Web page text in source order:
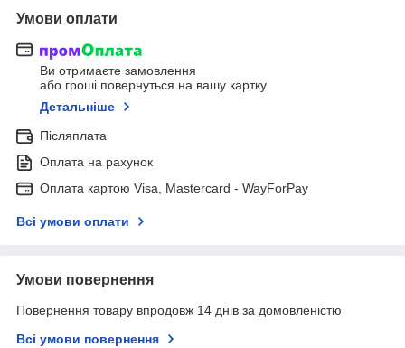
Умови оплати
Ви отримаєте замовлення
або гроші повернуться на вашу картку
Детальніше
Післяплата
Оплата на рахунок
Оплата картою Visa, Mastercard - WayForPay
Всі умови оплати
Умови повернення
Повернення товару впродовж 14 днів за домовленістю
Всі умови повернення